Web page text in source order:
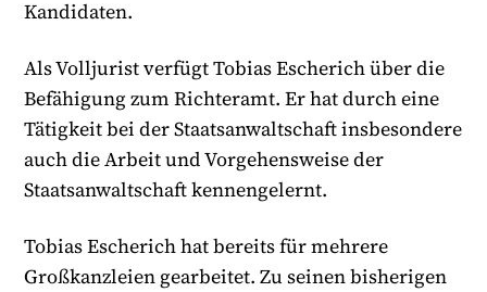
Kandidaten.
Als Volljurist verfügt Tobias Escherich über die
Befähigung zum Richteramt. Er hat durch eine
Tätigkeit bei der Staatsanwaltschaft insbesondere
auch die Arbeit und Vorgehensweise der
Staatsanwaltschaft kennengelernt.
Tobias Escherich hat bereits für mehrere
Großkanzleien gearbeitet. Zu seinen bisherigen